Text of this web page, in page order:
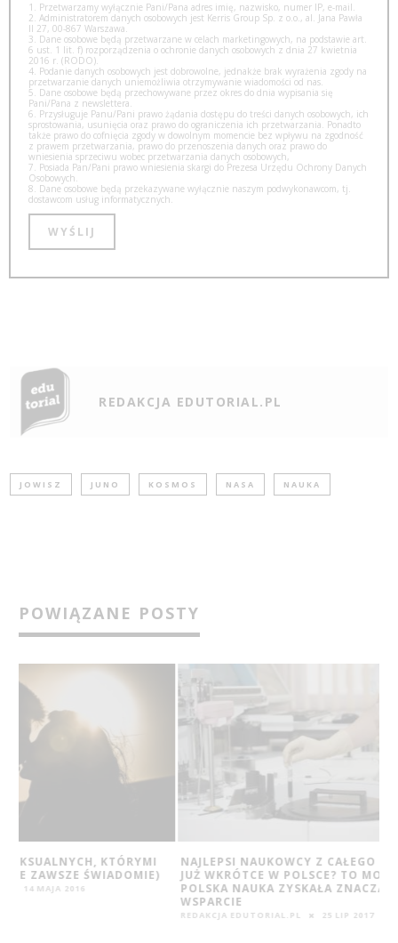
1. Przetwarzamy wyłącznie Pani/Pana adres imię, nazwisko, numer IP, e-mail.
2. Administratorem danych osobowych jest Kerris Group Sp. z o.o., al. Jana Pawła
II 27, 00-867 Warszawa.
3. Dane osobowe będą przetwarzane w celach marketingowych, na podstawie art.
6 ust. 1 lit. f) rozporządzenia o ochronie danych osobowych z dnia 27 kwietnia
2016 r. (RODO).
4. Podanie danych osobowych jest dobrowolne, jednakże brak wyrażenia zgody na
przetwarzanie danych uniemożliwia otrzymywanie wiadomości od nas.
5. Dane osobowe będą przechowywane przez okres do dnia wypisania się
Pani/Pana z newslettera.
6. Przysługuje Panu/Pani prawo żądania dostępu do treści danych osobowych, ich
sprostowania, usunięcia oraz prawo do ograniczenia ich przetwarzania. Ponadto
także prawo do cofnięcia zgody w dowolnym momencie bez wpływu na zgodność
z prawem przetwarzania, prawo do przenoszenia danych oraz prawo do
wniesienia sprzeciwu wobec przetwarzania danych osobowych,
7. Posiada Pan/Pani prawo wniesienia skargi do Prezesa Urzędu Ochrony Danych
Osobowych.
8. Dane osobowe będą przekazywane wyłącznie naszym podwykonawcom, tj.
dostawcom usług informatycznych.
REDAKCJA EDUTORIAL.PL
JOWISZ JUNO KOSMOS NASA NAUKA
POWIĄZANE POSTY
NAJLEPSI NAUKOWCY Z CAŁEGO ŚWIATA
JUŻ WKRÓTCE W POLSCE? TO MOŻLIWE!
POLSKA NAUKA ZYSKAŁA ZNACZĄCE
25 LIP 2017
PROGRAM
WKRÓTCE.
ZDOBĘDĄ